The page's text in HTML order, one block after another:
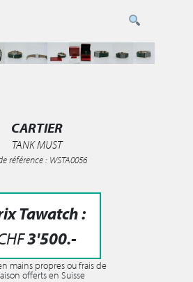
CARTIER
TANK MUST
référence : WSTA0056
Tawatch :
3'500.-
mains propres ou frais de
offerts en Suisse